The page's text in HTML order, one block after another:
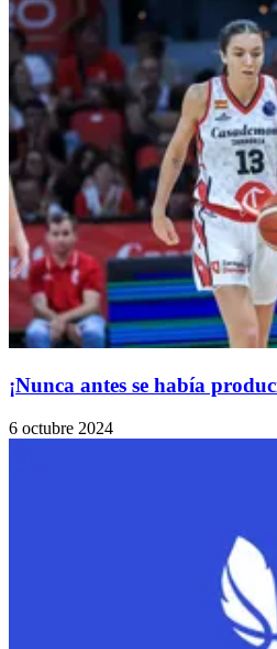
¡Nunca antes se había
6 octubre 2024